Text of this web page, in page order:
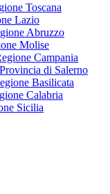
Toscana
Lazio
Abruzzo
Molise
Campania
di Salerno
Basilicata
Calabria
Sicilia